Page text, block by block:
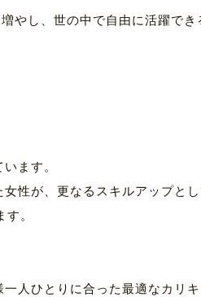
やし、世の中で自由に活躍でき
ます。
性が、更なるスキルアップと
。
人ひとりに合った最適なカリキ